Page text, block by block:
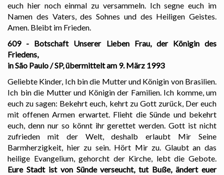
euch hier noch einmal zu versammeln. Ich segne euch im
Namen des Vaters, des Sohnes und des Heiligen Geistes.
Amen. Bleibt im Frieden.
609 - Botschaft Unserer Lieben Frau, der Königin des
Friedens,
in São Paulo / SP, übermittelt am 9. März 1993
Geliebte Kinder, Ich bin die Mutter und Königin von Brasilien.
Ich bin die Mutter und Königin der Familien. Ich komme, um
euch zu sagen: Bekehrt euch, kehrt zu Gott zurück, Der euch
mit offenen Armen erwartet. Flieht die Sünde und bekehrt
euch, denn nur so könnt ihr gerettet werden. Gott ist nicht
zufrieden mit der Welt, deshalb erlaubt Mir Seine
Barmherzigkeit, hier zu sein. Hört Mir zu. Glaubt an das
heilige Evangelium, gehorcht der Kirche, lebt die Gebote.
Eure Stadt ist von Sünde verseucht, tut Buße, ändert euer